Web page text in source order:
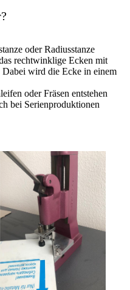
oder Radiusstanze
rechtwinklige Ecken mit
wird die Ecke in einem
oder Fräsen entstehen
bei Serienproduktionen